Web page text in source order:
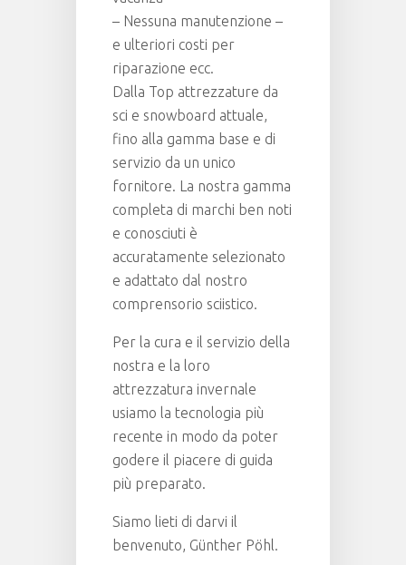
– Nessuna manutenzione –
e ulteriori costi per
riparazione ecc.
Dalla Top attrezzature da
sci e snowboard attuale,
fino alla gamma base e di
servizio da un unico
fornitore. La nostra gamma
completa di marchi ben noti
e conosciuti è
accuratamente selezionato
e adattato dal nostro
comprensorio sciistico.
Per la cura e il servizio della
nostra e la loro
attrezzatura invernale
usiamo la tecnologia più
recente in modo da poter
godere il piacere di guida
più preparato.
Siamo lieti di darvi il
benvenuto, Günther Pöhl.